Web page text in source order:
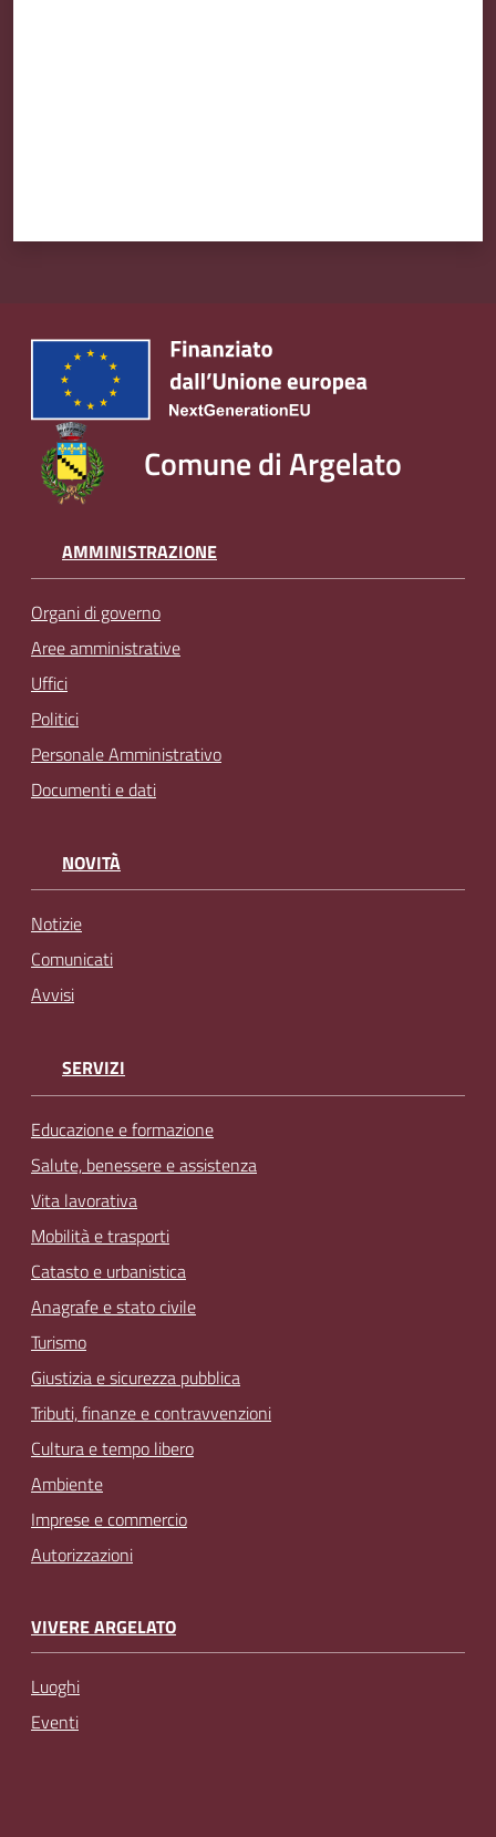
Comune di Argelato
AMMINISTRAZIONE
Organi di governo
Aree amministrative
Uffici
Politici
Personale Amministrativo
Documenti e dati
NOVITÀ
Notizie
Comunicati
Avvisi
SERVIZI
Educazione e formazione
Salute, benessere e assistenza
Vita lavorativa
Mobilità e trasporti
Catasto e urbanistica
Anagrafe e stato civile
Turismo
Giustizia e sicurezza pubblica
Tributi, finanze e contravvenzioni
Cultura e tempo libero
Ambiente
Imprese e commercio
Autorizzazioni
VIVERE ARGELATO
Luoghi
Eventi